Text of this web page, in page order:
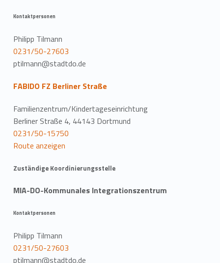
Kontaktpersonen
Philipp Tilmann
0231/50-27603
ptilmann@stadtdo.de
FABIDO FZ Berliner Straße
Familienzentrum/Kindertageseinrichtung
Berliner Straße 4, 44143 Dortmund
0231/50-15750
Route anzeigen
Zuständige Koordinierungsstelle
MIA-DO-Kommunales Integrationszentrum
Kontaktpersonen
Philipp Tilmann
0231/50-27603
ptilmann@stadtdo.de